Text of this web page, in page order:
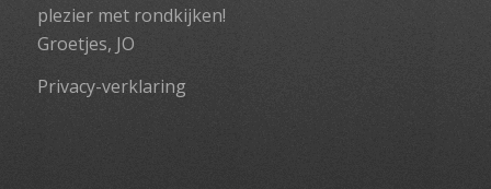
plezier met rondkijken!
Groetjes, JO
Privacy-verklaring